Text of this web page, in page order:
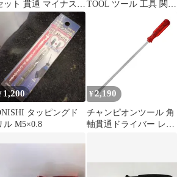
ット 貫通 マイナス/
ロス
TOOL ツール 工具 関連
1,200
タッピングド
ル M5×0.8
¥ 2,190
チャンピオンツール 角
軸貫通ドライバー レッ